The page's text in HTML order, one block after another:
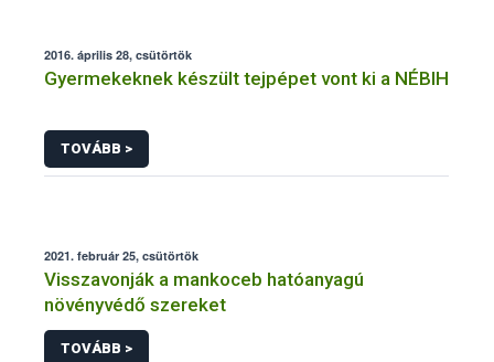
2016. április 28, csütörtök
Gyermekeknek készült tejpépet vont ki a NÉBIH
TOVÁBB >
2021. február 25, csütörtök
Visszavonják a mankoceb hatóanyagú
növényvédő szereket
TOVÁBB >